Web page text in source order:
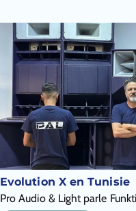
Evolution X en Tunisie
Pro Audio & Light parle